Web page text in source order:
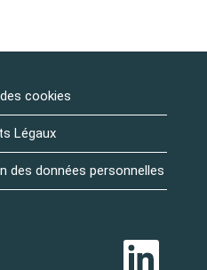
cookies
Légaux
des données personnelles
S